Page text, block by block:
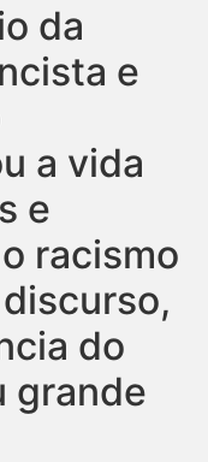
da
e
a vida
e
racismo
do
grande